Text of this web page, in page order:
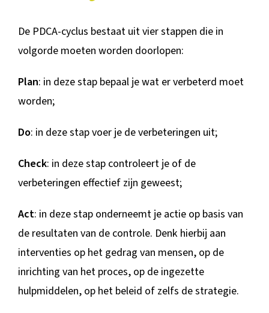
De PDCA-cyclus bestaat uit vier stappen die in
volgorde moeten worden doorlopen:
Plan: in deze stap bepaal je wat er verbeterd moet
worden;
Do: in deze stap voer je de verbeteringen uit;
Check: in deze stap controleert je of de
verbeteringen effectief zijn geweest;
Act: in deze stap onderneemt je actie op basis van
de resultaten van de controle. Denk hierbij aan
interventies op het gedrag van mensen, op de
inrichting van het proces, op de ingezette
hulpmiddelen, op het beleid of zelfs de strategie.